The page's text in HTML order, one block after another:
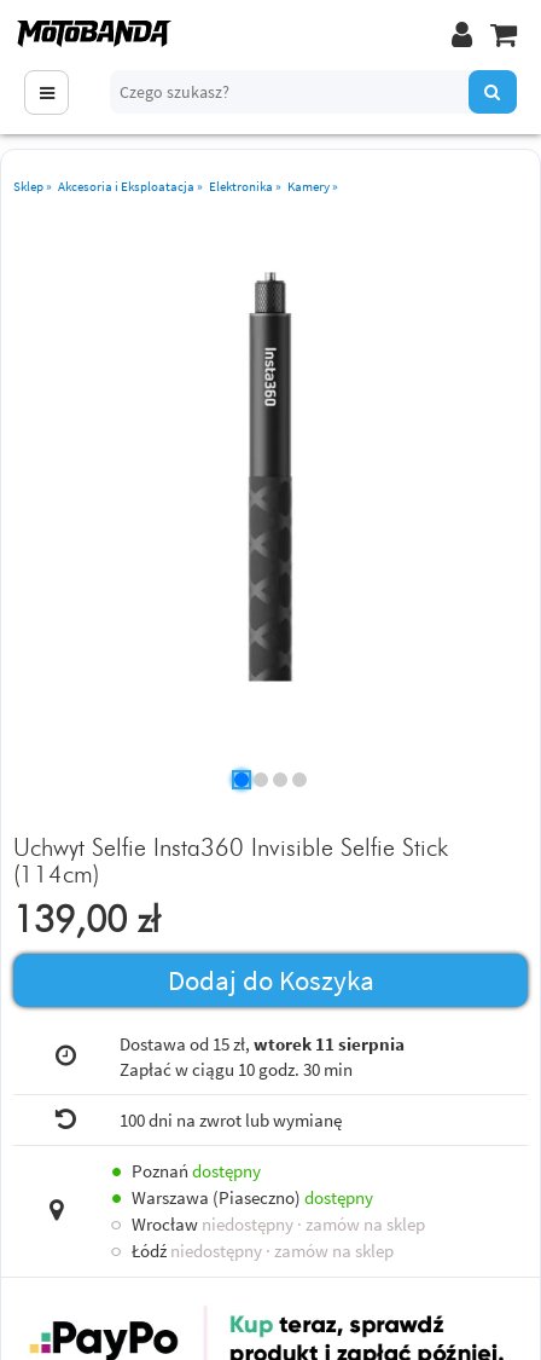
Sklep» Akcesoria i Eksploatacja » Elektronika » Kamery»
Uchwyt Selfie Insta360 Invisible Selfie Stick
(114cm)
139,00 zł
Dodaj do Koszyka
Dostawa od 15 zł, wtorek 11 sierpnia
Zapłać w ciągu 10 godz. 30 min
100 dni na zwrot lub wymianę
● Poznań dostępny
● Warszawa (Piaseczno) dostępny
○ Wrocław niedostępny · zamów na sklep
○ Łódź niedostępny · zamów na sklep